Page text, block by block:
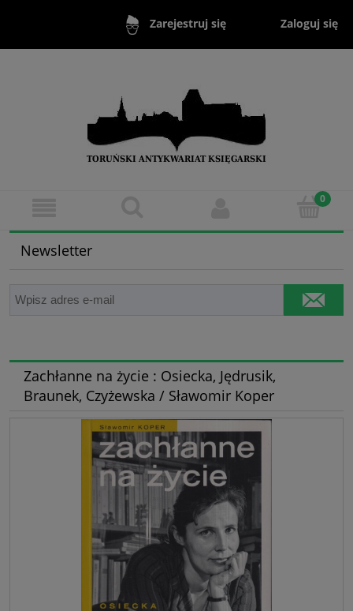
Zarejestruj się Zaloguj się
Newsletter
Zachłanne na życie : Osiecka, Jędrusik,
Braunek, Czyżewska / Sławomir Koper